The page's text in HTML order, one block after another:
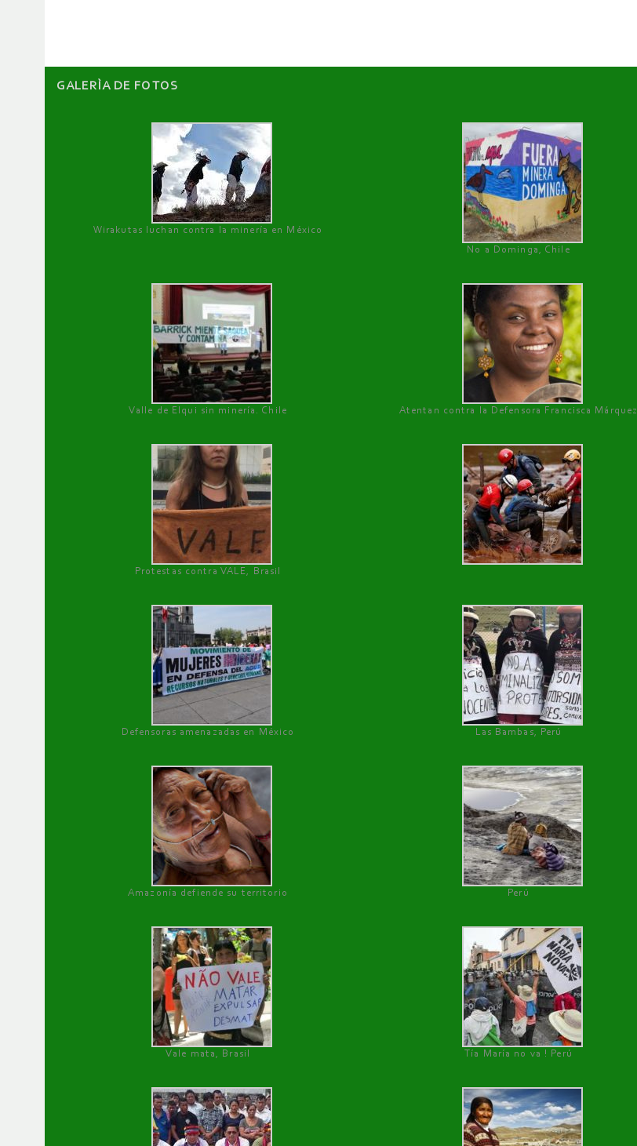
GALERÌA DE FOTOS
Wirakutas luchan contra la minería en México
No a Dominga, Chile
Valle de Elqui sin minería. Chile Atentan contra la Defensora Francisca Márquez
Protestas contra VALE, Brasil
Defensoras amenazadas en México Las Bambas, Perú
Amazonía defiende su territorio Perú
Vale mata, Brasil Tía María no va ! Perú